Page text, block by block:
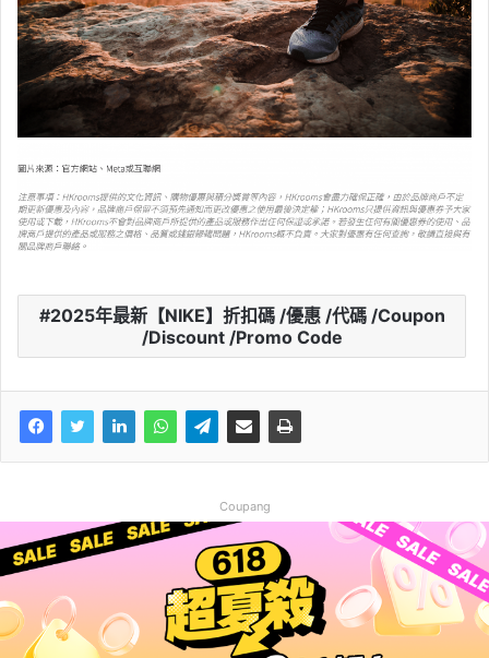
2025年最新【NIKE】折扣碼 /優惠 /代碼 /Coupon
/Discount /Promo Code
Coupang